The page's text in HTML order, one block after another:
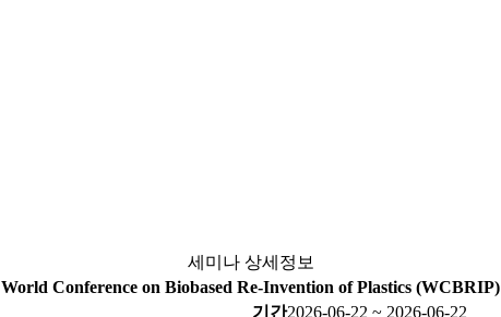
세미나 상세정보
World Conference on Biobased Re-Invention of Plastics (WCBRIP)
기간2026-06-22 ~ 2026-06-22